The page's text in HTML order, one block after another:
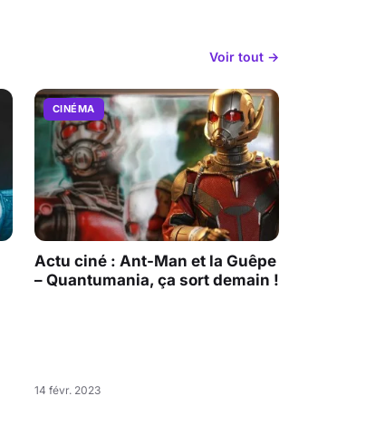
Voir tout →
CINÉMA
Actu ciné : Ant-Man et la Guêpe
– Quantumania, ça sort demain !
14 févr. 2023